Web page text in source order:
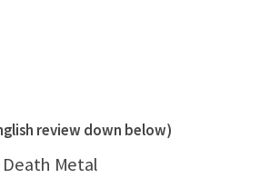
review down below)
Death Metal